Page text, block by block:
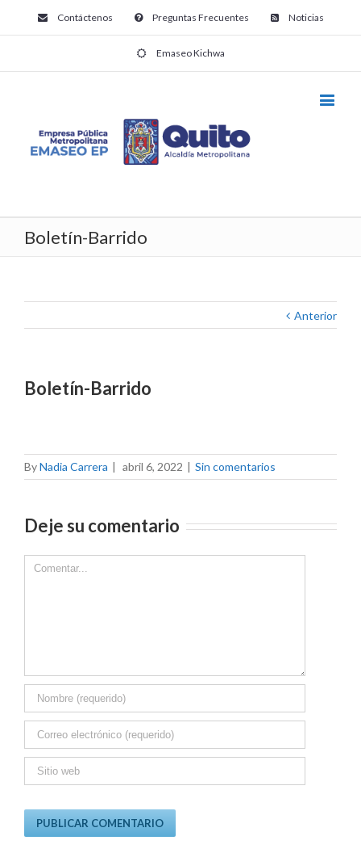
Contáctenos Preguntas Frecuentes Noticias
Emaseo Kichwa
Boletín-Barrido
Anterior
Boletín-Barrido
ByNadia Carrera | abril 6, 2022 | Sin comentarios
Deje su comentario
Comment